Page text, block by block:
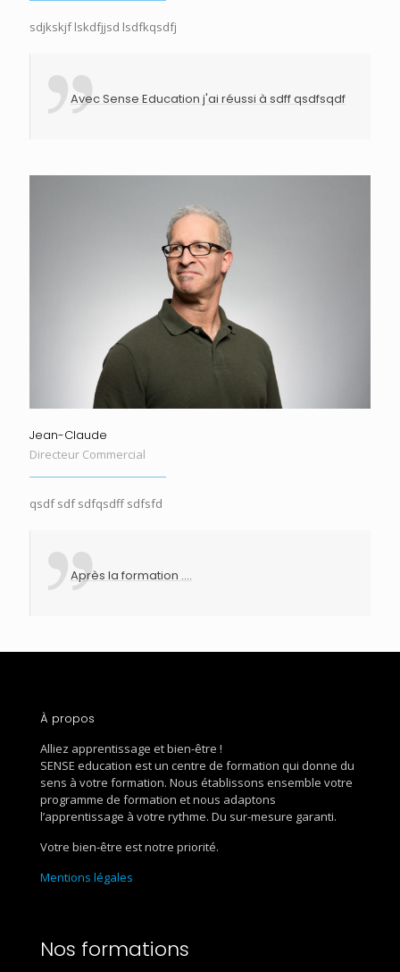
sdjkskjf lskdfjjsd lsdfkqsdfj
Avec Sense Education j'ai réussi à sdff qsdfsqdf
Jean-Claude
Directeur Commercial
qsdf sdf sdfqsdff sdfsfd
Après la formation ....
À propos
Alliez apprentissage et bien-être !
SENSE education est un centre de formation qui donne du
sens à votre formation. Nous établissons ensemble votre
programme de formation et nous adaptons
l’apprentissage à votre rythme. Du sur-mesure garanti.
Votre bien-être est notre priorité.
Mentions légales
Nos formations